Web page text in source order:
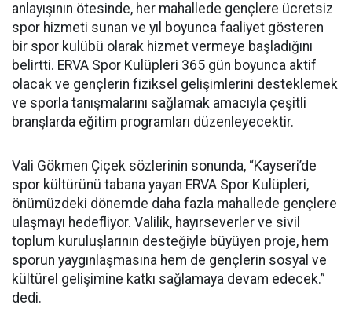
anlayışının ötesinde, her mahallede gençlere ücretsiz
spor hizmeti sunan ve yıl boyunca faaliyet gösteren
bir spor kulübü olarak hizmet vermeye başladığını
belirtti. ERVA Spor Kulüpleri 365 gün boyunca aktif
olacak ve gençlerin fiziksel gelişimlerini desteklemek
ve sporla tanışmalarını sağlamak amacıyla çeşitli
branşlarda eğitim programları düzenleyecektir.
Vali Gökmen Çiçek sözlerinin sonunda, “Kayseri’de
spor kültürünü tabana yayan ERVA Spor Kulüpleri,
önümüzdeki dönemde daha fazla mahallede gençlere
ulaşmayı hedefliyor. Valilik, hayırseverler ve sivil
toplum kuruluşlarının desteğiyle büyüyen proje, hem
sporun yaygınlaşmasına hem de gençlerin sosyal ve
kültürel gelişimine katkı sağlamaya devam edecek.”
dedi.